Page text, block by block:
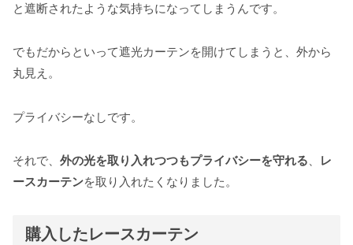
と遮断されたような気持ちになってしまうんです。
でもだからといって遮光カーテンを開けてしまうと、外から
丸見え。
プライバシーなしです。
それで、 外の光を取り入れつつもプライバシーを守れる
レ
ースカーテンを取り入れたくなりました。
購入したレースカーテン